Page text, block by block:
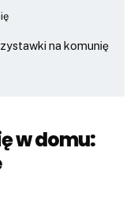
na komunię
w domu: